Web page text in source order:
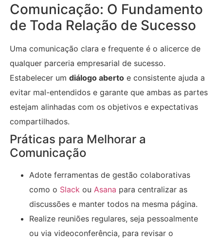
Comunicação: O Fundamento
de Toda Relação de Sucesso
Uma comunicação clara e frequente é o alicerce de
qualquer parceria empresarial de sucesso.
Estabelecer um diálogo aberto e consistente ajuda a
evitar mal-entendidos e garante que ambas as partes
estejam alinhadas com os objetivos e expectativas
compartilhados.
Práticas para Melhorar a
Comunicação
Adote ferramentas de gestão colaborativas
como o Slack ou Asana para centralizar as
discussões e manter todos na mesma página.
Realize reuniões regulares, seja pessoalmente
ou via videoconferência, para revisar o